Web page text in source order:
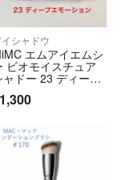
シャドウ
エムアイエムシ
ビオモイスチュア
ャドー 23 ディープ